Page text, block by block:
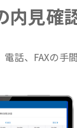
内見確
話、FAXの手間